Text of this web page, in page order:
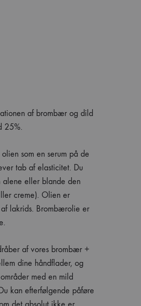
af brombær og dild
25%.
som en serum på de
tab af elasticitet. Du
eller blande den
creme). Olien er
lakrids. Brombærolie er
af vores brombær +
dine håndflader, og
med en mild
kan efterfølgende påføre